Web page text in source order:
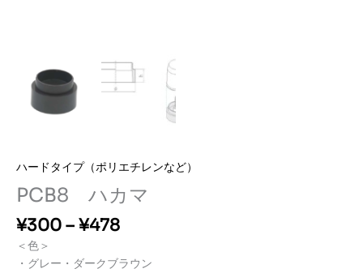
ハードタイプ（ポリエチレンなど）
PCB8 ハカマ
¥300–¥478価
帯:
＜色＞
・グレー・ダークブラウン